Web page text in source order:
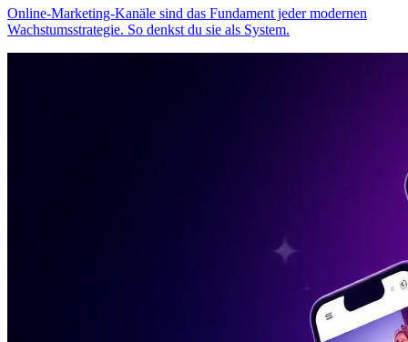
Online-Marketing-Kanäle sind das Fundament jeder modernen
Wachstumsstrategie. So denkst du sie als System.